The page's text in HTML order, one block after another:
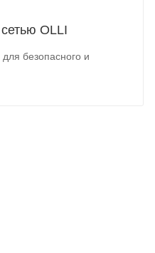
OLLI
безопасного и